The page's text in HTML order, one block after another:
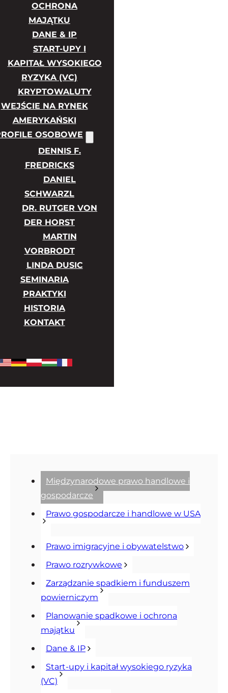
OCHRONA
MAJĄTKU
DANE & IP
START-UPY I
KAPITAŁ WYSOKIEGO
RYZYKA (VC)
KRYPTOWALUTY
WEJŚCIE NA RYNEK
AMERYKAŃSKI
OSOBOWE
DENNIS F.
FREDRICKS
DANIEL
SCHWARZL
DR. RUTGER VON
DER HORST
MARTIN
VORBRODT
LINDA DUSIC
SEMINARIA
PRAKTYKI
HISTORIA
KONTAKT
Międzynarodowe prawo handlowe i
gospodarcze
Prawo gospodarcze i handlowe w USA
Prawo imigracyjne i obywatelstwo
Prawo rozrywkowe
Zarządzanie spadkiem i funduszem
powierniczym
Planowanie spadkowe i ochrona
majątku
Dane & IP
Start-upy i kapitał wysokiego ryzyka
(VC)